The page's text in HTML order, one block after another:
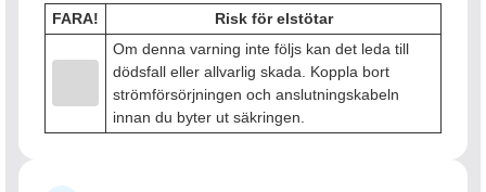
FARA!
Risk för elstötar
Om denna varning inte följs kan det leda till
dödsfall eller allvarlig skada. Koppla bort
strömförsörjningen och anslutningskabeln
innan du byter ut säkringen.